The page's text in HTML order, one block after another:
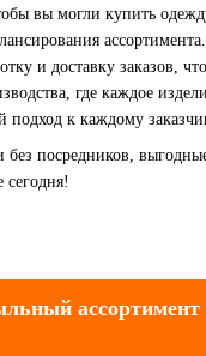
вы могли купить
ассортимента.
и доставку заказов,
где каждое
к каждому
посредников,
ассортимент